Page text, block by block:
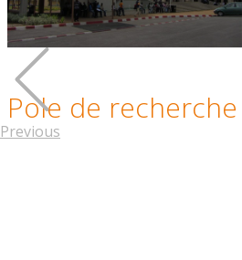
Previous
Pole de recherche